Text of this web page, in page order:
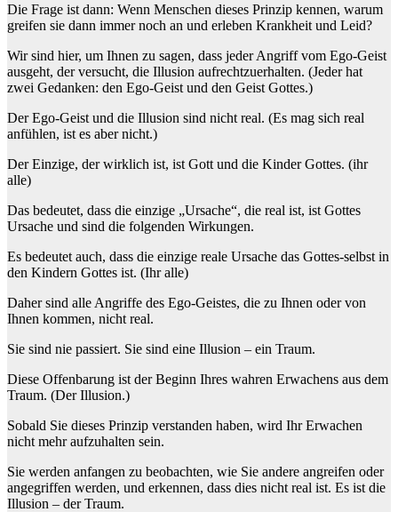
Die Frage ist dann: Wenn Menschen dieses Prinzip kennen, warum
greifen sie dann immer noch an und erleben Krankheit und Leid?
Wir sind hier, um Ihnen zu sagen, dass jeder Angriff vom Ego-Geist
ausgeht, der versucht, die Illusion aufrechtzuerhalten. (Jeder hat
zwei Gedanken: den Ego-Geist und den Geist Gottes.)
Der Ego-Geist und die Illusion sind nicht real. (Es mag sich real
anfühlen, ist es aber nicht.)
Der Einzige, der wirklich ist, ist Gott und die Kinder Gottes. (ihr
alle)
Das bedeutet, dass die einzige „Ursache“, die real ist, ist Gottes
Ursache und sind die folgenden Wirkungen.
Es bedeutet auch, dass die einzige reale Ursache das Gottes-selbst in
den Kindern Gottes ist. (Ihr alle)
Daher sind alle Angriffe des Ego-Geistes, die zu Ihnen oder von
Ihnen kommen, nicht real.
Sie sind nie passiert. Sie sind eine Illusion – ein Traum.
Diese Offenbarung ist der Beginn Ihres wahren Erwachens aus dem
Traum. (Der Illusion.)
Sobald Sie dieses Prinzip verstanden haben, wird Ihr Erwachen
nicht mehr aufzuhalten sein.
Sie werden anfangen zu beobachten, wie Sie andere angreifen oder
angegriffen werden, und erkennen, dass dies nicht real ist. Es ist die
Illusion – der Traum.